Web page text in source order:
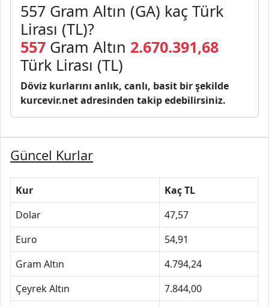
557 Gram Altın (GA) kaç Türk
Lirası (TL)?
557 Gram Altın 2.670.391,68
Türk Lirası (TL)
Döviz kurlarını anlık, canlı, basit bir şekilde
kurcevir.net adresinden takip edebilirsiniz.
Güncel Kurlar
Kur
Kaç TL
Dolar
47,57
Euro
54,91
Gram Altın
4.794,24
Çeyrek Altın
7.844,00